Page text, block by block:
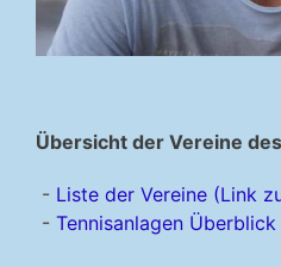
Übersicht der Vereine
- Liste der Vereine (Link
- Tennisanlagen